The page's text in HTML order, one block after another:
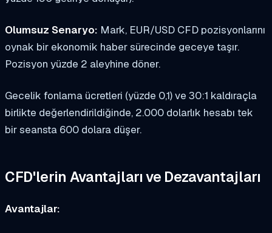
Olumsuz Senaryo: Mark, EUR/USD CFD pozisyonlarını
oynak bir ekonomik haber sürecinde geceye taşır.
Pozisyon yüzde 2 aleyhine döner.
Gecelik fonlama ücretleri (yüzde 0,1) ve 30:1 kaldıraçla
birlikte değerlendirildiğinde, 2.000 dolarlık hesabı tek
bir seansta 600 dolara düşer.
CFD'lerin Avantajları ve Dezavantajları
Avantajlar: